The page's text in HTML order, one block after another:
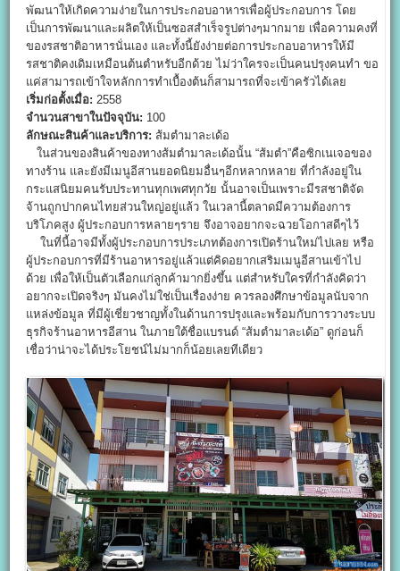
พัฒนาให้เกิดความง่ายในการประกอบอาหารเพื่อผู้ประกอบการ โดย
เป็นการพัฒนาและผลิตให้เป็นซอสสำเร็จรูปต่างๆมากมาย เพื่อความคงที่
ของรสชาติอาหารนั่นเอง และทั้งนี้ยังง่ายต่อการประกอบอาหารให้มี
รสชาติคงเดิมเหมือนต้นตำหรับอีกด้วย ไม่ว่าใครจะเป็นคนปรุงคนทำ ขอ
แค่สามารถเข้าใจหลักการทำเบื้องต้นก็สามารถที่จะเข้าครัวได้เลย
เริ่มก่อตั้งเมื่อ: 2558
จำนวนสาขาในปัจจุบัน: 100
ลักษณะสินค้าและบริการ: ส้มตำมาละเด้อ
ในส่วนของสินค้าของทางส้มตำมาละเด้อนั้น “ส้มตำ”คือซิกเนเจอของ
ทางร้าน และยังมีเมนูอีสานยอดนิยมอื่นๆอีกหลากหลาย ที่กำลังอยู่ใน
กระแสนิยมคนรับประทานทุกเพศทุกวัย นั้นอาจเป็นเพราะมีรสชาติจัด
จ้านถูกปากคนไทยส่วนใหญ่อยู่แล้ว ในเวลานี้ตลาดมีความต้องการ
บริโภคสูง ผู้ประกอบการหลายๆราย จึงอาจอยากจะฉวยโอกาสดีๆไว้
ในที่นี้อาจมีทั้งผู้ประกอบการประเภทต้องการเปิดร้านใหม่ไปเลย หรือ
ผู้ประกอบการที่มีร้านอาหารอยู่แล้วแต่คิดอยากเสริมเมนูอีสานเข้าไป
ด้วย เพื่อให้เป็นตัวเลือกแก่ลูกค้ามากยิ่งขึ้น แต่สำหรับใครที่กำลังคิดว่า
อยากจะเปิดจริงๆ มันคงไม่ใช่เป็นเรื่องง่าย ควรลองศึกษาข้อมูลนับจาก
แหล่งข้อมูล ที่มีผู้เชี่ยวชาญทั้งในด้านการปรุงและพร้อมกับการวางระบบ
ธุรกิจร้านอาหารอีสาน ในภายใต้ชื่อแบรนด์ “ส้มตำมาละเด้อ” ดูก่อนก็
เชื่อว่าน่าจะได้ประโยชน์ไม่มากก็น้อยเลยทีเดียว